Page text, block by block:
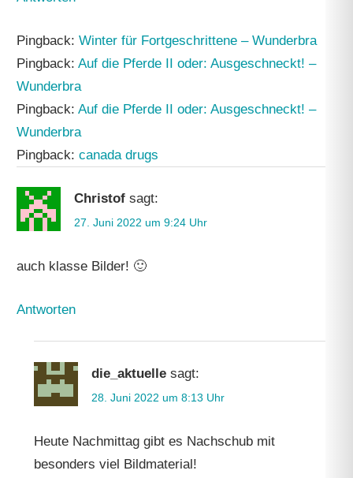
Pingback:Winter für Fortgeschrittene – Wunderbra
Pingback:Auf die Pferde II oder: Ausgeschneckt! –
Wunderbra
Pingback:Auf die Pferde II oder: Ausgeschneckt! –
Wunderbra
Pingback:canada drugs
Christof sagt:
27. Juni 2022 um 9:24 Uhr
auch klasse Bilder! 🙂
Antworten
die_aktuelle sagt:
28. Juni 2022 um 8:13 Uhr
Heute Nachmittag gibt es Nachschub mit
besonders viel Bildmaterial!